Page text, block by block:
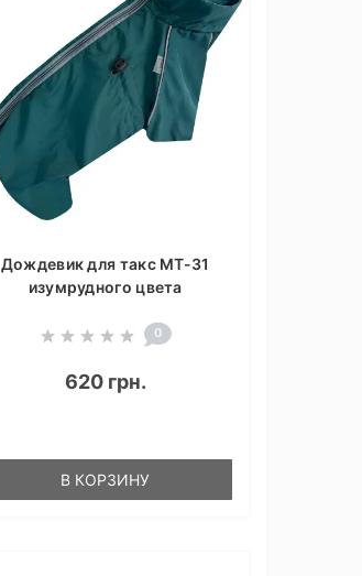
Дождевик для такс MT-31
изумрудного цвета
0
620 грн.
В КОРЗИНУ